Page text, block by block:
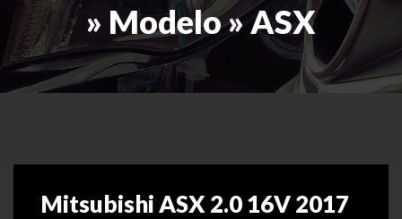
» Modelo » ASX
Mitsubishi ASX 2.0 16V 2017